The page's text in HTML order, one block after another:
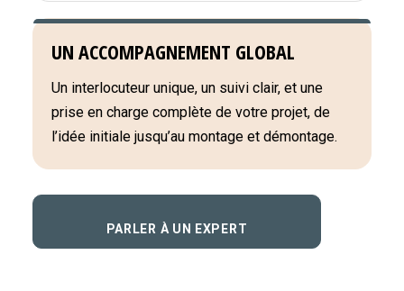
UN ACCOMPAGNEMENT GLOBAL
Un interlocuteur unique, un suivi clair, et une
prise en charge complète de votre projet, de
l’idée initiale jusqu’au montage et démontage.
PARLER À UN EXPERT